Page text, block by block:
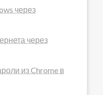
через
через
из Chrome в